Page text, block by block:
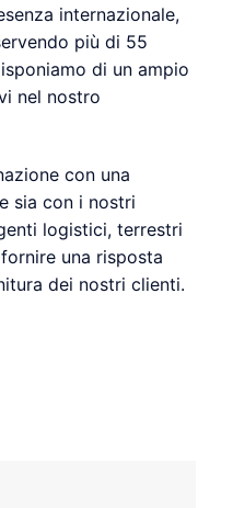
internazionale,
più di 55
di un ampio
nel nostro
con una
sia con i nostri
logistici, terrestri
una risposta
dei nostri clienti.